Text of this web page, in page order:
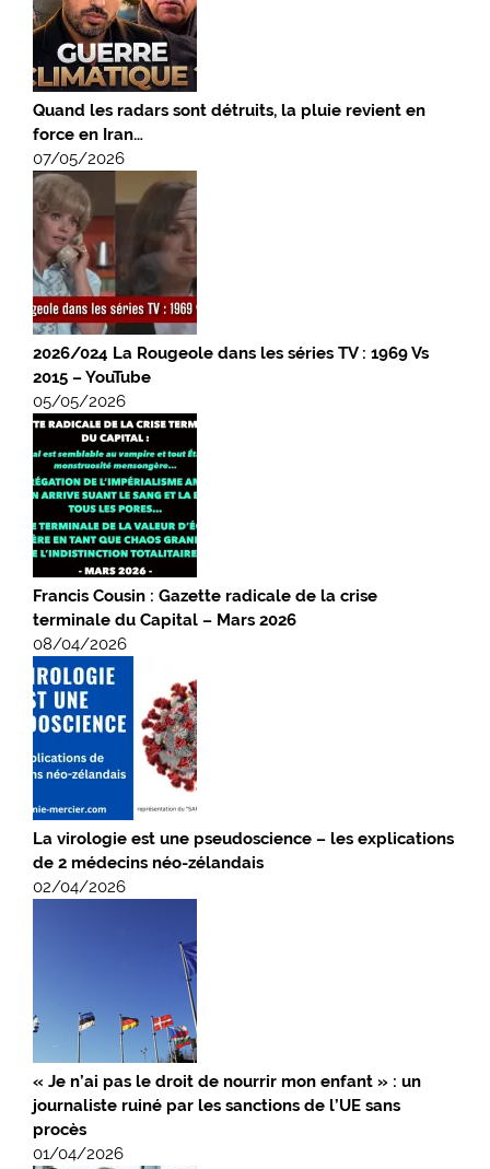
Quand les radars sont détruits, la pluie revient en
force en Iran…
07/05/2026
2026/024 La Rougeole dans les séries TV : 1969 Vs
2015 – YouTube
05/05/2026
Francis Cousin : Gazette radicale de la crise
terminale du Capital – Mars 2026
08/04/2026
La virologie est une pseudoscience – les explications
de 2 médecins néo-zélandais
02/04/2026
« Je n’ai pas le droit de nourrir mon enfant » : un
journaliste ruiné par les sanctions de l’UE sans
procès
01/04/2026